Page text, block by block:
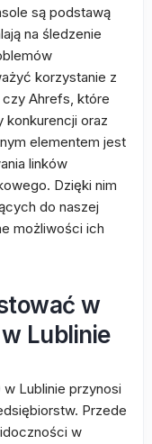
są podstawą
na śledzenie
korzystanie z
czy Ahrefs, które
konkurencji oraz
elementem jest
linków
Dzięki nim
do naszej
możliwości ich
w
Lublinie
Lublinie przynosi
Przede
w